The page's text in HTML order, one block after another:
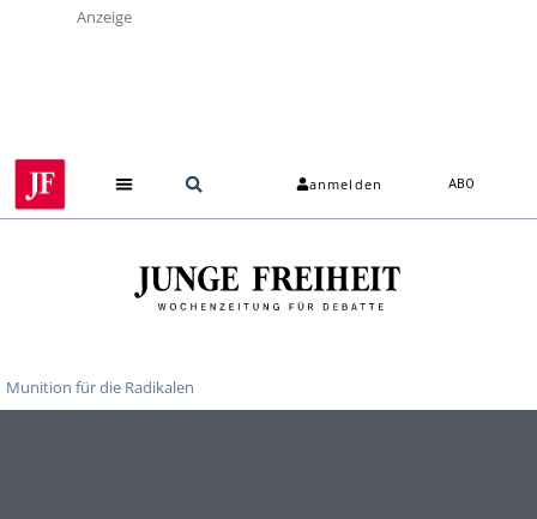
Anzeige
anmelden ABO
Munition für die Radikalen